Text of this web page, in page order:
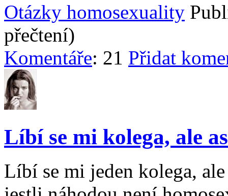
Otázky homosexuality
přečtení)
Komentáře: 21 Přidat
Líbí se mi kolega, ale
Líbí se mi jeden kolega,